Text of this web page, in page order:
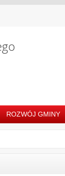
ROZWÓJ GMINY